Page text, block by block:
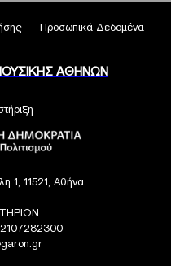
Προσωπικά Δεδομένα
ΑΘΗΝΩΝ
1, 11521, Αθήνα
2107282300